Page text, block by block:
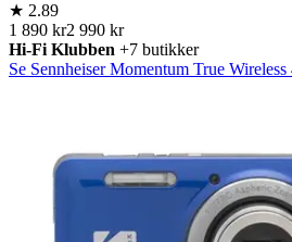
★ 2.89
1 890 kr2 990 kr
Hi-Fi Klubben +7 butikker
Se Sennheiser Momentum True